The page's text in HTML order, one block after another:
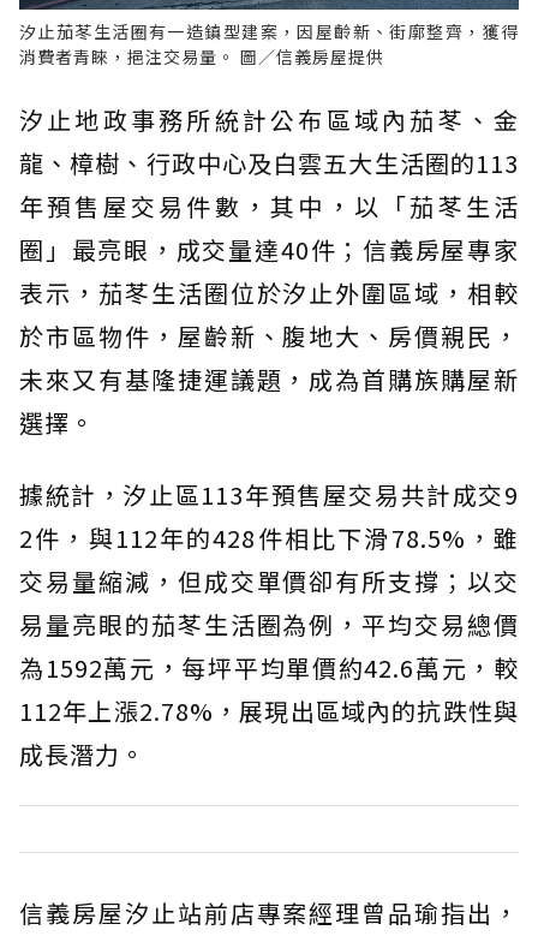
汐止茄苳生活圈有一造鎮型建案，因屋齡新、街廓整齊，獲得
消費者青睞，挹注交易量。 圖／信義房屋提供
汐止地政事務所統計公布區域內茄苳、金
龍、樟樹、行政中心及白雲五大生活圈的113
年預售屋交易件數，其中，以「茄苳生活
圈」最亮眼，成交量達40件；信義房屋專家
表示，茄苳生活圈位於汐止外圍區域，相較
於市區物件，屋齡新、腹地大、房價親民，
未來又有基隆捷運議題，成為首購族購屋新
選擇。
據統計，汐止區113年預售屋交易共計成交9
2件，與112年的428件相比下滑78.5%，雖
交易量縮減，但成交單價卻有所支撐；以交
易量亮眼的茄苳生活圈為例，平均交易總價
為1592萬元，每坪平均單價約42.6萬元，較
112年上漲2.78%，展現出區域內的抗跌性與
成長潛力。
信義房屋汐止站前店專案經理曾品瑜指出，